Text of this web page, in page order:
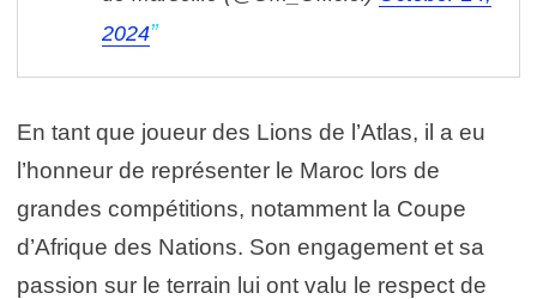
2024
En tant que joueur des Lions de l’Atlas, il a eu
l’honneur de représenter le Maroc lors de
grandes compétitions, notamment la Coupe
d’Afrique des Nations. Son engagement et sa
passion sur le terrain lui ont valu le respect de